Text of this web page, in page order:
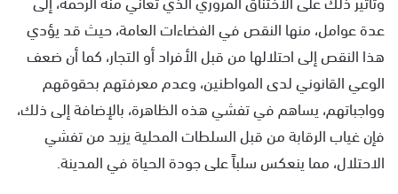
عدة عوامل، منها النقص في الفضاءات العامة، حيث قد يؤدي
هذا النقص إلى احتلالها من قبل الأفراد أو التجار، كما أن ضعف
الوعي القانوني لدى المواطنين، وعدم معرفتهم بحقوقهم
وواجباتهم، يساهم في تفشي هذه الظاهرة، بالإضافة إلى ذلك،
فإن غياب الرقابة من قبل السلطات المحلية يزيد من تفشي
الاحتلال، مما ينعكس سلباً على جودة الحياة في المدينة.